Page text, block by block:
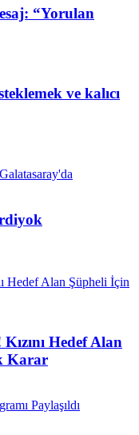
“Yorulan
ve kalıcı
Hedef Alan
Karar